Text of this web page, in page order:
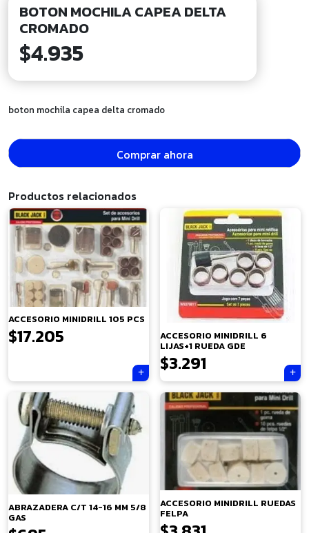
BOTON MOCHILA CAPEA DELTA
CROMADO
$4.935
boton mochila capea delta cromado
Comprar ahora
Productos relacionados
ACCESORIO MINIDRILL 105 PCS
$17.205 ACCESORIO MINIDRILL 6
LIJAS+1 RUEDA GDE
$3.291
ABRAZADERA C/T 14-16 MM 5/8
GAS
ACCESORIO MINIDRILL RUEDAS
FELPA
×